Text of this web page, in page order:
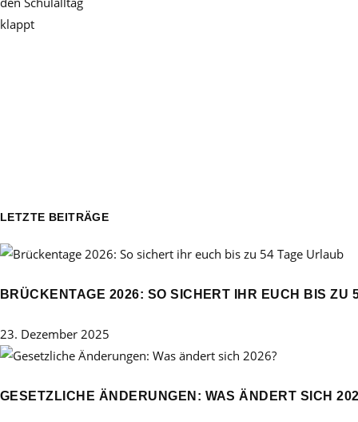
LETZTE BEITRÄGE
BRÜCKENTAGE 2026: SO SICHERT IHR EUCH BIS ZU
23. Dezember 2025
GESETZLICHE ÄNDERUNGEN: WAS ÄNDERT SICH